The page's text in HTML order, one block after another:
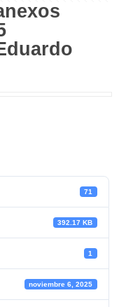
71
392.17 KB
1
noviembre 6, 2025